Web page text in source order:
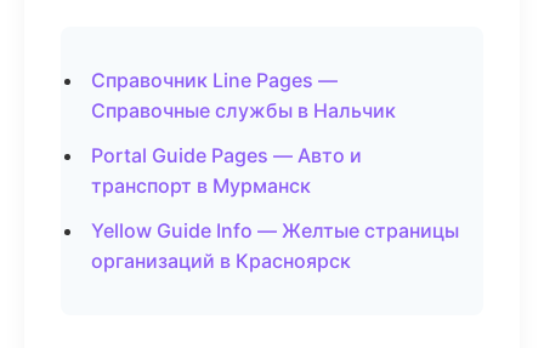
Справочник Line Pages —
Справочные службы в Нальчик
Portal Guide Pages — Авто и
транспорт в Мурманск
Yellow Guide Info — Желтые страницы
организаций в Красноярск